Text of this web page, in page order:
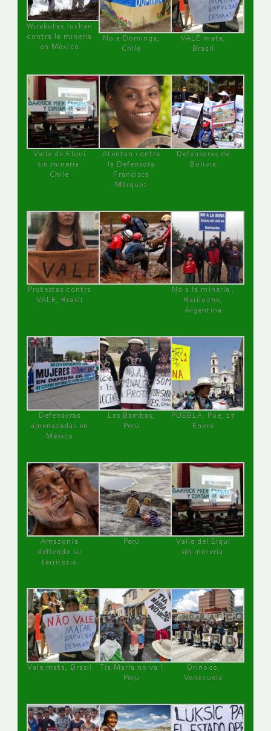
Wirakutas luchan
contra la minería
en México
No a Dominga,
Chile
VALE mata,
Brasil
Valle de Elqui
sin minería.
Chile
Atentan contra
la Defensora
Francisca
Márquez
Defensoras de
Bolivia
Protestas contra
VALE, Brasil
No a la minería ,
Bariloche,
Argentina
Defensoras
amenazadas en
México
Las Bambas,
Perú
PUEBLA, Pue, 27
Enero
Amazonía
defiende su
territorio
Perú
Valle del Elqui
sin minería.
Vale mata, Brasil
Tía María no va !
Perú
Orinoco,
Venezuela